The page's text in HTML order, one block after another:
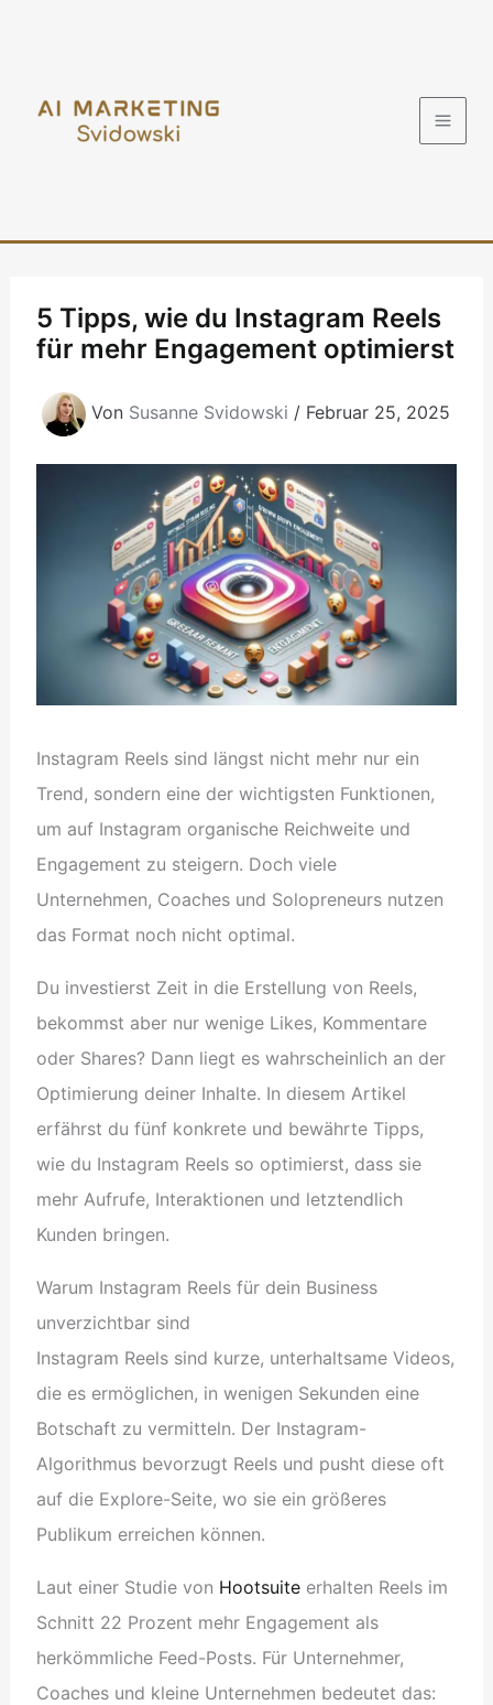
5 Tipps, wie du Instagram Reels
für mehr Engagement optimierst
Von Susanne Svidowski / Februar 25, 2025
Instagram Reels sind längst nicht mehr nur ein
Trend, sondern eine der wichtigsten Funktionen,
um auf Instagram organische Reichweite und
Engagement zu steigern. Doch viele
Unternehmen, Coaches und Solopreneurs nutzen
das Format noch nicht optimal.
Du investierst Zeit in die Erstellung von Reels,
bekommst aber nur wenige Likes, Kommentare
oder Shares? Dann liegt es wahrscheinlich an der
Optimierung deiner Inhalte. In diesem Artikel
erfährst du fünf konkrete und bewährte Tipps,
wie du Instagram Reels so optimierst, dass sie
mehr Aufrufe, Interaktionen und letztendlich
Kunden bringen.
Warum Instagram Reels für dein Business
unverzichtbar sind
Instagram Reels sind kurze, unterhaltsame Videos,
die es ermöglichen, in wenigen Sekunden eine
Botschaft zu vermitteln. Der Instagram-
Algorithmus bevorzugt Reels und pusht diese oft
auf die Explore-Seite, wo sie ein größeres
Publikum erreichen können.
Laut einer Studie von Hootsuiteerhalten Reels im
Schnitt 22 Prozent mehr Engagement als
herkömmliche Feed-Posts. Für Unternehmer,
Coaches und kleine Unternehmen bedeutet das: